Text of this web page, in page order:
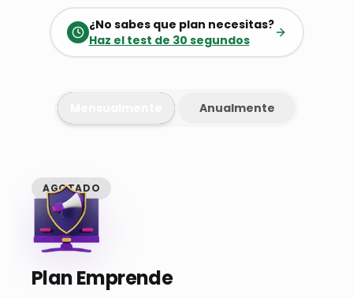
¿No sabes que plan necesitas?
Haz el test de 30 segundos
Anualmente
AGOTADO
Plan Emprende